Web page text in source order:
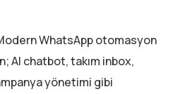
WhatsApp otomasyon
AI chatbot, takım inbox,
yönetimi gibi